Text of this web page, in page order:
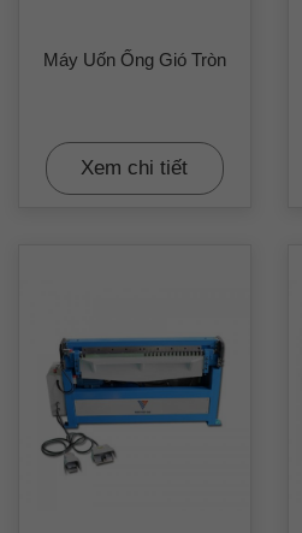
Máy Uốn Ống Gió Tròn
Xem chi tiết